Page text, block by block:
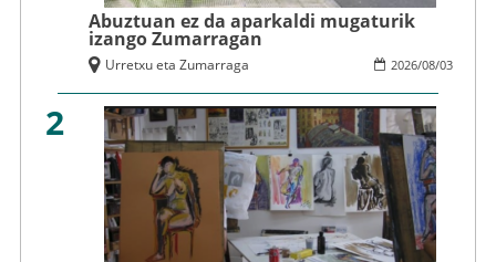
Abuztuan ez da aparkaldi mugaturik
izango Zumarragan
2026/08/03
Urretxu eta Zumarraga
2